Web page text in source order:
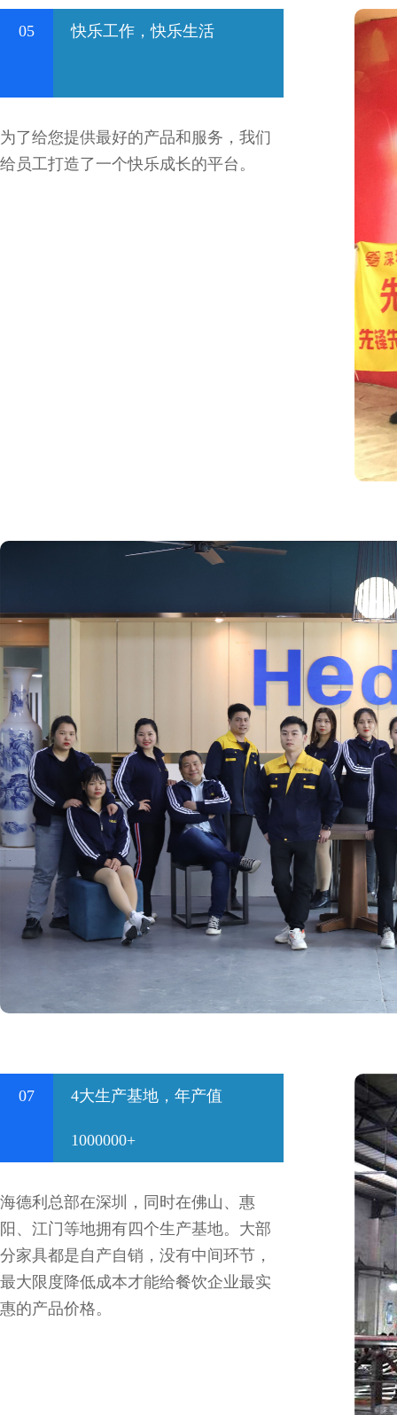
05 快乐工作，快乐生活
为了给您提供最好的产品和服务，我们
给员工打造了一个快乐成长的平台。
07 4大生产基地，年产值
1000000+
海德利总部在深圳，同时在佛山、惠
阳、江门等地拥有四个生产基地。大部
分家具都是自产自销，没有中间环节，
最大限度降低成本才能给餐饮企业最实
惠的产品价格。